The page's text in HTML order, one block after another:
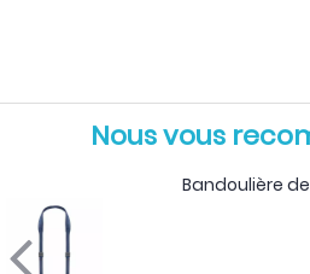
Nous vous
Bandoulière